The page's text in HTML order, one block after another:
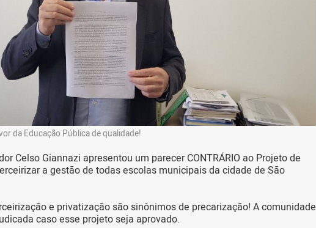
da Educação Pública de qualidade!
Celso Giannazi apresentou um parecer CONTRÁRIO ao Projeto de
a gestão de todas escolas municipais da cidade de São
e privatização são sinônimos de precarização! A comunidade
caso esse projeto seja aprovado.